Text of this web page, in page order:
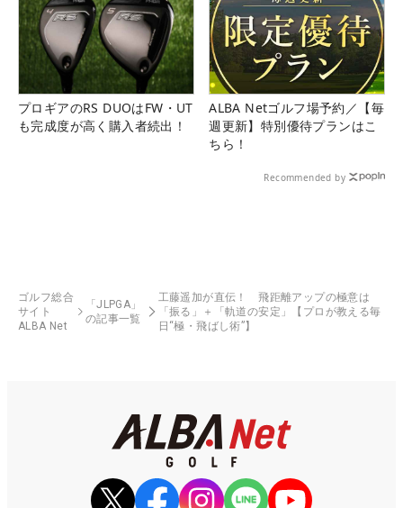
プロギアのRS DUOはFW・UT
も完成度が高く購入者続出！
ALBA Netゴルフ場予約／【毎
週更新】特別優待プランはこ
ちら！
Recommended by
ゴルフ総合
サイト
ALBA Net
「JLPGA」
の記事一覧
工藤遥加が直伝！ 飛距離アップの極意は
「振る」＋「軌道の安定」【プロが教える毎
日“極・飛ばし術”】